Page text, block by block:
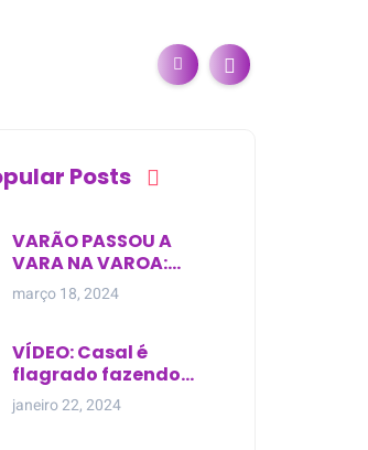
Posts
VARÃO PASSOU A
VARA NA VAROA:
Esposa de pregador
evangélico descobre
extra-conjugal
março 18, 2024
VÍDEO: Casal é
flagrado fazendo
sexo dentro de
cemitério, em cima de
janeiro 22, 2024